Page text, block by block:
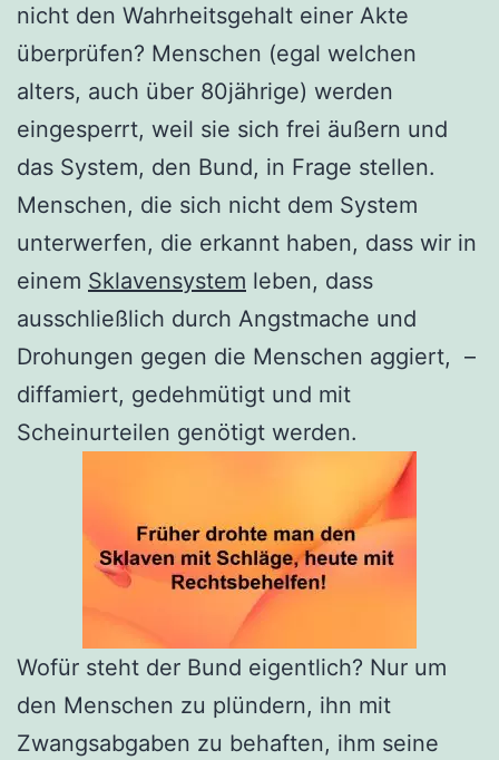
nicht den Wahrheitsgehalt einer Akte
überprüfen? Menschen (egal welchen
alters, auch über 80jährige) werden
eingesperrt, weil sie sich frei äußern und
das System, den Bund, in Frage stellen.
Menschen, die sich nicht dem System
unterwerfen, die erkannt haben, dass wir in
einem Sklavensystem leben, dass
ausschließlich durch Angstmache und
Drohungen gegen die Menschen aggiert, –
diffamiert, gedehmütigt und mit
Scheinurteilen genötigt werden.
Wofür steht der Bund eigentlich? Nur um
den Menschen zu plündern, ihn mit
Zwangsabgaben zu behaften, ihm seine